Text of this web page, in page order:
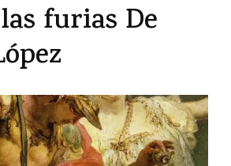
furias De